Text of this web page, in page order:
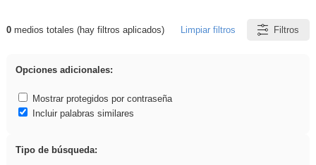
Resultados de: Hisparob
0medios totales (hay filtros aplicados) Limpiar filtros Filtros
Opciones adicionales:
Mostrar protegidos por contraseña
Incluir palabras similares
Tipo de búsqueda: